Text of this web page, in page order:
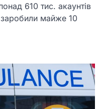
610 тис. акаунтів
майже 10